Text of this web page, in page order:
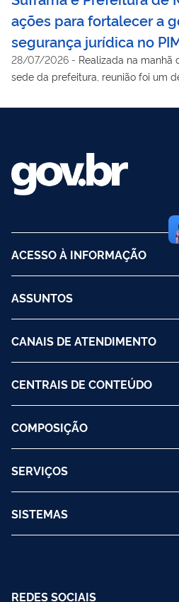
ações para fortalecer a
segurança jurídica no
28/07/2026 - Realizada na manhã
sede da prefeitura, reunião foi um
instituições, adotadas após a
ACESSO À INFORMAÇÃO
ASSUNTOS
CANAIS DE ATENDIMENTO
CENTRAIS DE CONTEÚDO
COMPOSIÇÃO
SERVIÇOS
SISTEMAS
REDES SOCIAIS